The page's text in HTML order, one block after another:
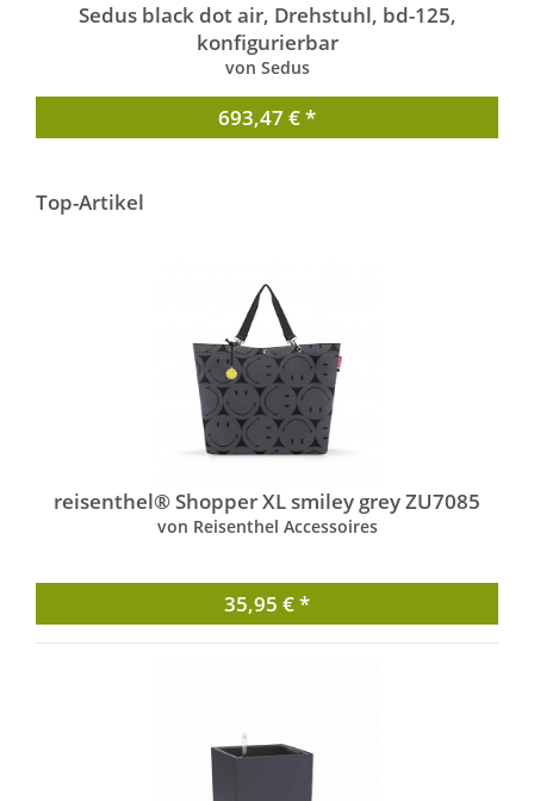
Sedus black dot air, Drehstuhl, bd-125,
konfigurierbar
von Sedus
693,47 € *
Top-Artikel
reisenthel® Shopper XL smiley grey ZU7085
von Reisenthel Accessoires
35,95 € *